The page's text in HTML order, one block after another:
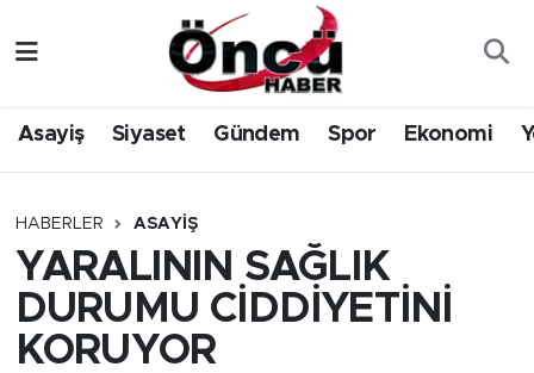
Asayiş Siyaset Gündem Spor Ekonomi
HABERLER ASAYIŞ
YARALININ SAĞLIK
DURUMU CİDDİYETİNİ
KORUYOR
Gündem
Sağlık & Çevre
Spor
Siyaset
Düzce Nöbetçi Eczaneler
Düzce Hava Durumu
Düzce Namaz Vakitleri
Düzce Trafik Yoğunluk Haritası
Süper Lig Puan Durumu ve Fikstür